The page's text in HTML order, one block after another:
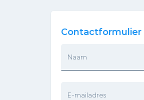
Contactformulier
Naam
E-mailadres